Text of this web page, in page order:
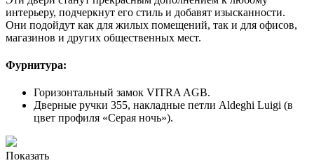
интерьеру, подчеркнут его стиль и добавят изысканности.
Они подойдут как для жилых помещений, так и для офисов,
магазинов и других общественных мест.
Фурнитура:
Горизонтальный замок VITRA AGB.
Дверные ручки 355, накладные петли Aldeghi Luigi (в
цвет профиля «Серая ночь»).
Показать